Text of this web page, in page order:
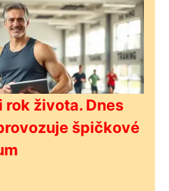
rok života. Dnes
špičkové